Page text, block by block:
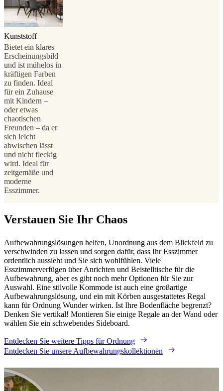
Kunststoff
Bietet ein klares
Erscheinungsbild
und ist mühelos in
kräftigen Farben
zu finden. Ideal
für ein Zuhause
mit Kindern –
oder etwas
chaotischen
Freunden – da er
sich leicht
abwischen lässt
und nicht fleckig
wird. Ideal für
zeitgemäße und
moderne
Esszimmer.
Verstauen Sie Ihr Chaos
Aufbewahrungslösungen helfen, Unordnung aus dem Blickfeld zu
verschwinden zu lassen und sorgen dafür, dass Ihr Esszimmer
ordentlich aussieht und Sie sich wohlfühlen. Viele
Esszimmerverfügen über Anrichten und Beistelltische für die
Aufbewahrung, aber es gibt noch mehr Optionen für Sie zur
Auswahl. Eine stilvolle Kommode ist auch eine großartige
Aufbewahrungslösung, und ein mit Körben ausgestattetes Regal
kann für Ordnung Wunder wirken. Ist Ihre Bodenfläche begrenzt?
Denken Sie vertikal! Montieren Sie einige Regale an der Wand oder
wählen Sie ein schwebendes Sideboard.
Entdecken Sie weitere Tipps für Ordnung
Entdecken Sie unsere Aufbewahrungskollektionen